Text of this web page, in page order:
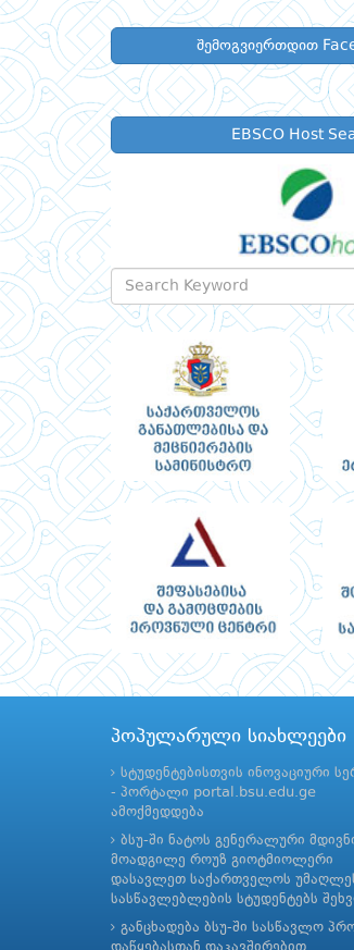
შემოგვიერთდით
EBSCO Host
პოპულარული სიახლეები
სტუდენტებისთვის ინოვაციური
- პორტალი portal.bsu.edu.ge
ამოქმედდება
ბსუ-ში ნატოს გენერალური
მოადგილე როუზ გიოტმიოლერი
დასავლეთ საქართველოს
სასწავლებლების სტუდენტებს
განცხადება ბსუ-ში სასწავლო
დაწყებასთან დაკავშირებით